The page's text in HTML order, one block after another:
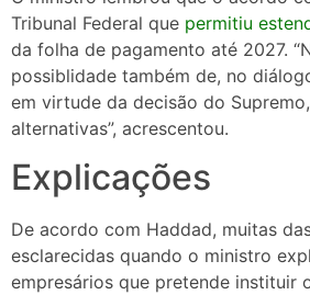
Tribunal Federal que permitiu
da folha de pagamento até 2027.
possiblidade também de, no
em virtude da decisão do
alternativas”, acrescentou.
Explicações
De acordo com Haddad, muitas
esclarecidas quando o ministro
empresários que pretende instituir